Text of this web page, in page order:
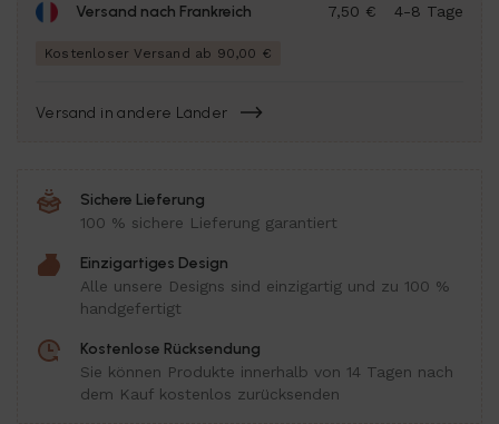
Versand nach Frankreich 4-8 Tage
7,50 €
Kostenloser Versand ab 90,00 €
Versand in andere Länder
Sichere Lieferung
100 % sichere Lieferung garantiert
Einzigartiges Design
Alle unsere Designs sind einzigartig und zu 100 %
handgefertigt
Kostenlose Rücksendung
Sie können Produkte innerhalb von 14 Tagen nach
dem Kauf kostenlos zurücksenden